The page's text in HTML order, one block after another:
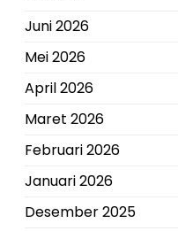
Juni 2026
Mei 2026
April 2026
Maret 2026
Februari 2026
Januari 2026
Desember 2025